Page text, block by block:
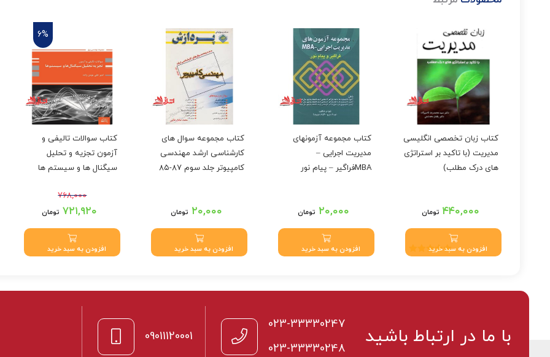
کتاب زبان تخصصی انگلیسی
مدیریت (با تاکید بر استراتژی
های درک مطلب)
۴۴۰,۰۰۰ تومان
افزودن به سبد خرید
کتاب مجموعه آزمونهای
مدیریت اجرایی –
MBAفراگیر – پیام نور
۲۰,۰۰۰ تومان
افزودن به سبد خرید
کتاب مجموعه سوال های
کارشناسی ارشد مهندسی
کامپیوتر جلد سوم ۸۷-۸۵
۲۰,۰۰۰ تومان
افزودن به سبد خرید
6%
کتاب سوالات تالیفی و
آزمون تجزیه و تحلیل
سیگنال ها و سیستم ها
۷۶۸,۰۰۰
قیمت اصلی: ۷۶۸,۰۰۰
تومان بود.
۷۲۱,۹۲۰ تومان
قیمت فعلی: ۷۲۱,۹۲۰
تومان.
افزودن به سبد خرید
با ما در ارتباط باشید 09011120001
023-33330247
023-33330248